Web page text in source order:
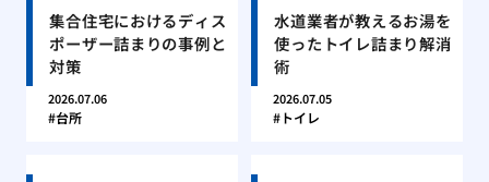
集合住宅におけるディス
ポーザー詰まりの事例と
対策
2026.07.06
台所
水道業者が教えるお湯を
使ったトイレ詰まり解消
術
2026.07.05
トイレ